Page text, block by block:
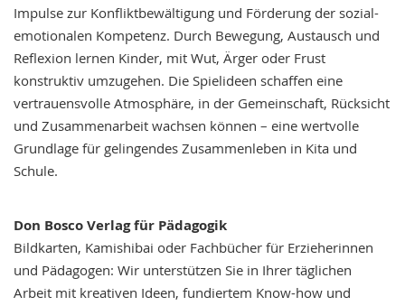
Impulse zur Konfliktbewältigung und Förderung der sozial-
emotionalen Kompetenz. Durch Bewegung, Austausch und
Reflexion lernen Kinder, mit Wut, Ärger oder Frust
konstruktiv umzugehen. Die Spielideen schaffen eine
vertrauensvolle Atmosphäre, in der Gemeinschaft, Rücksicht
und Zusammenarbeit wachsen können – eine wertvolle
Grundlage für gelingendes Zusammenleben in Kita und
Schule.
Don Bosco Verlag für Pädagogik
Bildkarten, Kamishibai oder Fachbücher für Erzieherinnen
und Pädagogen: Wir unterstützen Sie in Ihrer täglichen
Arbeit mit kreativen Ideen, fundiertem Know-how und